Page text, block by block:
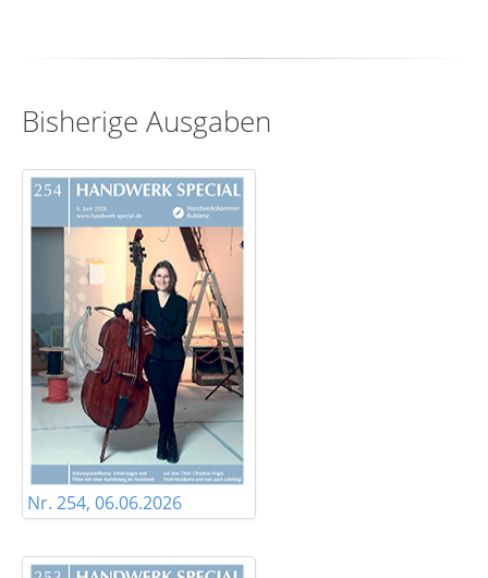
Bisherige Ausgaben
Nr. 254, 06.06.2026